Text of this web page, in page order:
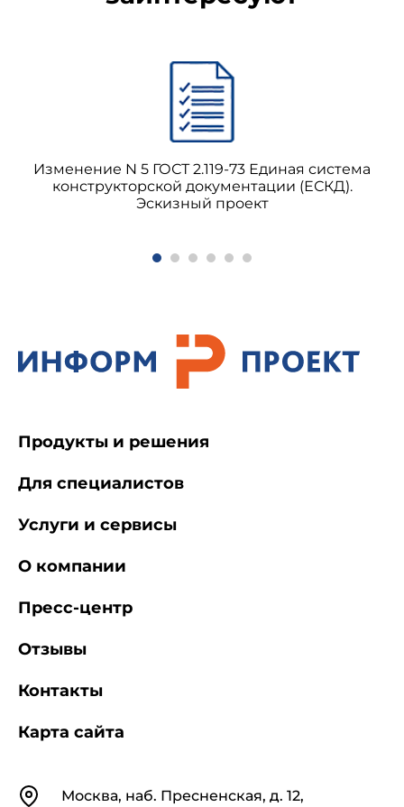
Изменение N 5 ГОСТ 2.119-73 Единая система
конструкторской документации (ЕСКД).
Эскизный проект
КонтактыМосква, наб. Пресненская, д. 12,
Продукты и решения
Для специалистов
Услуги и сервисы
О компании
Пресс-центр
Отзывы
Контакты
Карта сайта